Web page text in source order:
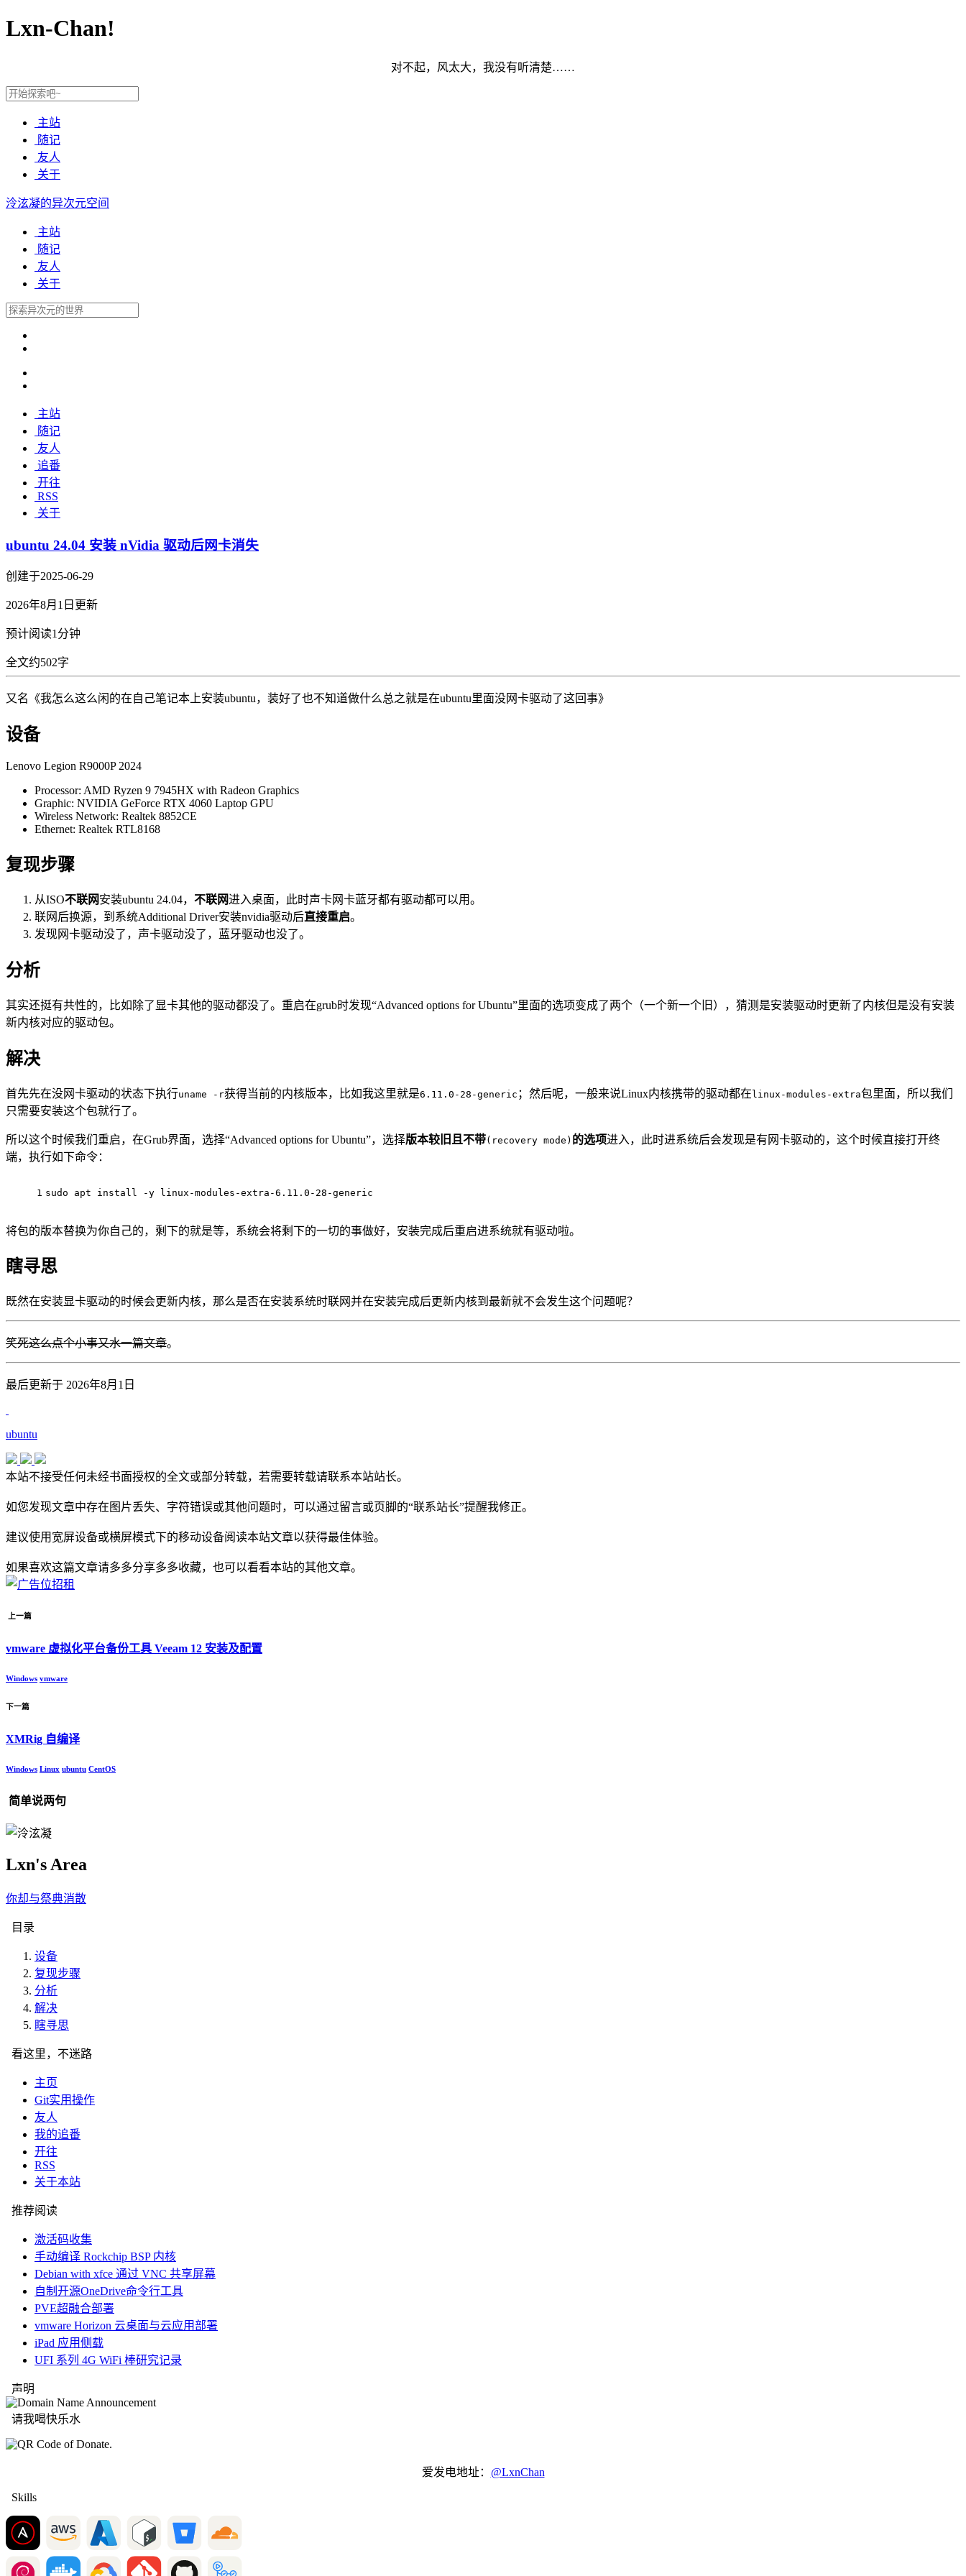
Lxn-Chan!
对不起，风太大，我没有听清楚……
主站
随记
友人
关于
泠泫凝的异次元空间
主站
随记
友人
关于
主站
随记
友人
追番
开往
RSS
关于
ubuntu 24.04 安装 nVidia 驱动后网卡消失
创建于2025-06-29
2026年8月1日更新
预计阅读1分钟
全文约502字
又名《我怎么这么闲的在自己笔记本上安装ubuntu，装好了也不知道做什么总之就是在ubuntu里面没网卡驱动了这回事》
设备
Lenovo Legion R9000P 2024
Processor: AMD Ryzen 9 7945HX with Radeon Graphics
Graphic: NVIDIA GeForce RTX 4060 Laptop GPU
Wireless Network: Realtek 8852CE
Ethernet: Realtek RTL8168
复现步骤
从ISO不联网安装ubuntu 24.04， 不联网进入桌面，此时声卡网卡蓝牙都有驱动都可以用。
联网后换源，到系统Additional Driver安装nvidia驱动后直接重启。
发现网卡驱动没了，声卡驱动没了，蓝牙驱动也没了。
分析
其实还挺有共性的，比如除了显卡其他的驱动都没了。重启在grub时发现“Advanced options for Ubuntu”里面的选项变成了两个（一个新一个旧），猜测是安装驱动时更新了内核但是没有安装
新内核对应的驱动包。
解决
首先先在没网卡驱动的状态下执行uname -r获得当前的内核版本，比如我这里就是6.11.0-28-generic ；然后呢，一般来说Linux内核携带的驱动都在linux-modules-extra包里面，所以我们
只需要安装这个包就行了。
所以这个时候我们重启，在Grub界面，选择“Advanced options for Ubuntu”，选择版本较旧且不带(recovery mode) 的选项进入，此时进系统后会发现是有网卡驱动的，这个时候直接打开终
端，执行如下命令：
1 sudo apt install -y linux-modules-extra-6.11.0-28-generic
将包的版本替换为你自己的，剩下的就是等，系统会将剩下的一切的事做好，安装完成后重启进系统就有驱动啦。
瞎寻思
既然在安装显卡驱动的时候会更新内核，那么是否在安装系统时联网并在安装完成后更新内核到最新就不会发生这个问题呢？
笑死这么点个小事又水一篇文章。
最后更新于 2026年8月1日
ubuntu
本站不接受任何未经书面授权的全文或部分转载，若需要转载请联系本站站长。
如您发现文章中存在图片丢失、字符错误或其他问题时，可以通过留言或页脚的“联系站长”提醒我修正。
建议使用宽屏设备或横屏模式下的移动设备阅读本站文章以获得最佳体验。
如果喜欢这篇文章请多多分享多多收藏，也可以看看本站的其他文章。
上一篇
vmware 虚拟化平台备份工具 Veeam 12 安装及配置
Windows vmware
下一篇
XMRig 自编译
Windows Linux ubuntu CentOS
简单说两句
Lxn's Area
你却与?x;)
目录
设备
复现步骤
分析
解决
瞎寻思
看这里，不迷路
主页
Git实用操作
友人
我的追番
开往
RSS
关于本站
推荐阅读
激活码收集
手动编译 Rockchip BSP 内核
Debian with xfce 通过 VNC 共享屏幕
自制开源OneDrive命令行工具
PVE超融合部署
vmware Horizon 云桌面与云应用部署
iPad 应用侧载
UFI 系列 4G WiFi 棒研究记录
声明
请我喝快乐水
爱发电地址： @LxnChan
Skills